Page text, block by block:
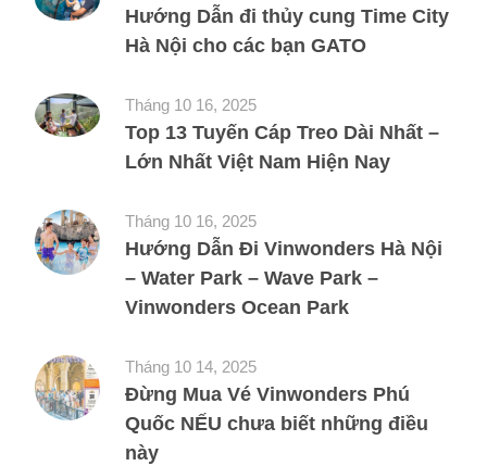
Hướng Dẫn đi thủy cung Time City
Hà Nội cho các bạn GATO
Tháng 10 16, 2025
Top 13 Tuyến Cáp Treo Dài Nhất –
Lớn Nhất Việt Nam Hiện Nay
Tháng 10 16, 2025
Hướng Dẫn Đi Vinwonders Hà Nội
– Water Park – Wave Park –
Vinwonders Ocean Park
Tháng 10 14, 2025
Đừng Mua Vé Vinwonders Phú
Quốc NẾU chưa biết những điều
này